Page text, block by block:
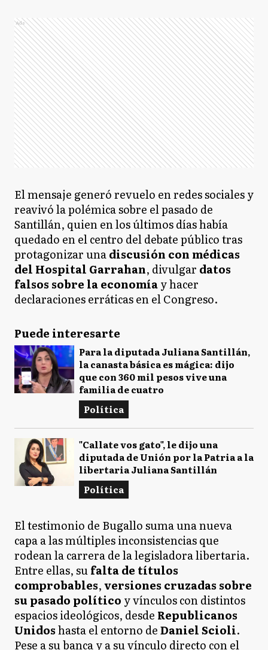
Ads
El mensaje generó revuelo en redes sociales y
reavivó la polémica sobre el pasado de
Santillán, quien en los últimos días había
quedado en el centro del debate público tras
protagonizar unadiscusión con médicas
del Hospital Garrahan, divulgar datos
falsos sobre la economíay hacer
declaraciones erráticas en el Congreso.
Puede interesarte
Para la diputada Juliana Santillán,
la canasta básica es mágica: dijo
que con 360 mil pesos vive una
familia de cuatro
Política
"Callate vos gato", le dijo una
diputada de Unión por la Patria a la
libertaria Juliana Santillán
Política
El testimonio de Bugallo suma una nueva
capa a las múltiples inconsistencias que
rodean la carrera de la legisladora libertaria.
Entre ellas, sufalta de títulos
comprobables,versiones cruzadas sobre
su pasado político y vínculos con distintos
espacios ideológicos, desde Republicanos
Unidoshasta el entorno deDaniel Scioli.
Pese a su banca y a su vínculo directo con el